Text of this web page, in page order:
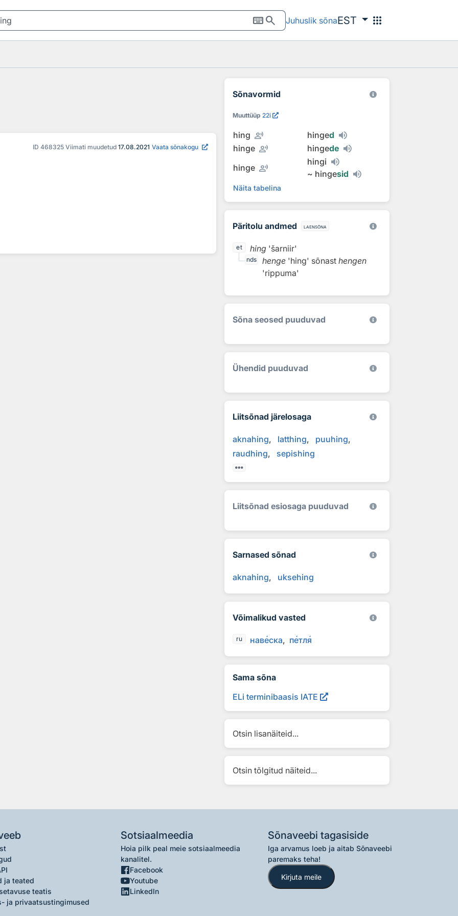
keyboardsearch Juhuslik sõnaEST apps
ID 468325 Viimati muudetud 17.08.2021 Vaata sõnakogu
Sõnavormid
Muuttüüp 22i
hing record_voice_over hinged
hinge record_voice_over hingede
hinge record_voice_over
hingi
~ hingesid
Näita tabelina
Päritolu andmed laensõna
et hing 'šarniir'
nds henge 'hing' sõnasthengen
'rippuma'
Sõna seosed puuduvad
Ühendid puuduvad
Liitsõnad järelosaga
aknahing latthing
puuhing
raudhing
sepishing
Liitsõnad esiosaga puuduvad
Sarnased sõnad
aknahing uksehing
Võimalikud vasted
ru навеска петля
Sama sõna
ELi terminibaasis IATE
Otsin lisanäiteid...
Otsin tõlgitud näiteid...
ja teated
teatis
ja privaatsustingimused
Sotsiaalmeedia
Hoia pilk peal meie sotsiaalmeedia
kanalitel.
Facebook
Youtube
LinkedIn
Sõnaveebi tagasiside
Iga arvamus loeb ja aitab Sõnaveebi
paremaks teha!
Kirjuta meile